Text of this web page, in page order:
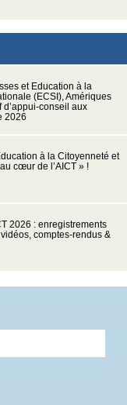
et Education à la
(ECSI), Amériques
d’appui-conseil aux
2026
à la Citoyenneté et
cœur de l’AICT » !
2026 : enregistrements
comptes-rendus &